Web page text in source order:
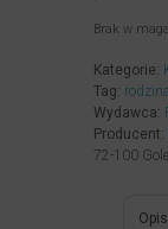
Brak w
Kategorie:
Tag: rodzina
Wydawca:
Producent:
72-100
Opis